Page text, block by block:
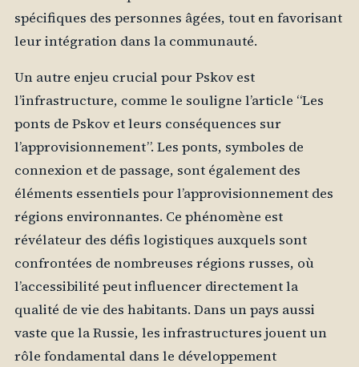
spécifiques des personnes âgées, tout en favorisant
leur intégration dans la communauté.
Un autre enjeu crucial pour Pskov est
l’infrastructure, comme le souligne l’article “Les
ponts de Pskov et leurs conséquences sur
l’approvisionnement”. Les ponts, symboles de
connexion et de passage, sont également des
éléments essentiels pour l’approvisionnement des
régions environnantes. Ce phénomène est
révélateur des défis logistiques auxquels sont
confrontées de nombreuses régions russes, où
l’accessibilité peut influencer directement la
qualité de vie des habitants. Dans un pays aussi
vaste que la Russie, les infrastructures jouent un
rôle fondamental dans le développement